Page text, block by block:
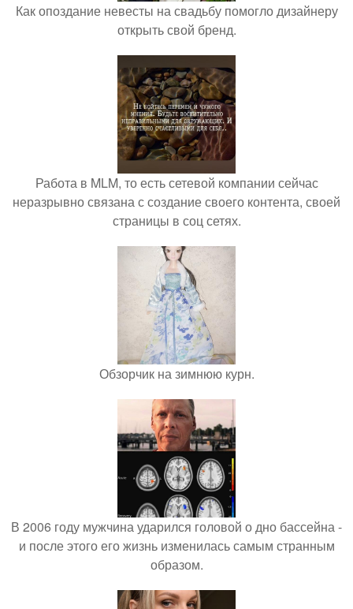
Как опоздание невесты на свадьбу помогло дизайнеру
открыть свой бренд.
Работа в MLM, то есть сетевой компании сейчас
неразрывно связана с создание своего контента, своей
страницы в соц сетях.
Обзорчик на зимнюю курн.
В 2006 году мужчина ударился головой о дно бассейна -
и после этого его жизнь изменилась самым странным
образом.